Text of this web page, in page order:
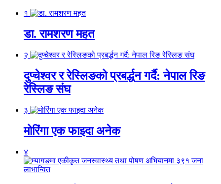
१
डा. रामशरण महत
२
दुप्चेश्वर र रेस्लिङको प्रबर्द्धन गर्दै: नेपाल रिङ
रेस्लिङ संघ
३
मोरिंगा एक फाइदा अनेक
४